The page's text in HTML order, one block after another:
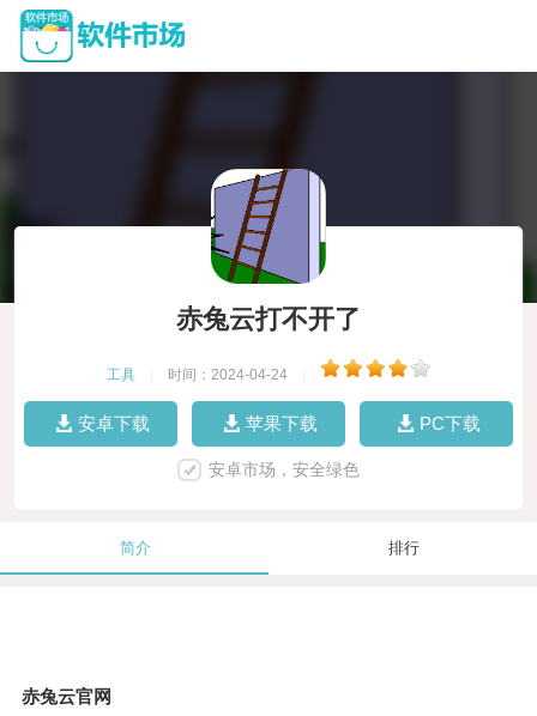
赤兔云打不开了
工具 时间：2024-04-24
安卓下载 苹果下载 PC下载
安卓市场，安全绿色
简介 排行
赤兔云官网